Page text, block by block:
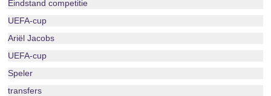
Eindstand competitie
UEFA-cup
Ariël Jacobs
UEFA-cup
Speler
transfers